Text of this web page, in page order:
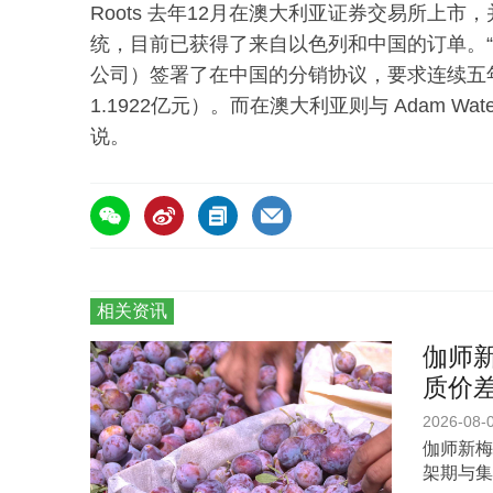
Roots 去年12月在澳大利亚证券交易所上市
统，目前已获得了来自以色列和中国的订单
公司）签署了在中国的分销协议，要求连续
1.1922亿元）。而在澳大利亚则与 Adam
说。
相关资讯
伽师
质价
2026-08-
伽师新
架期与